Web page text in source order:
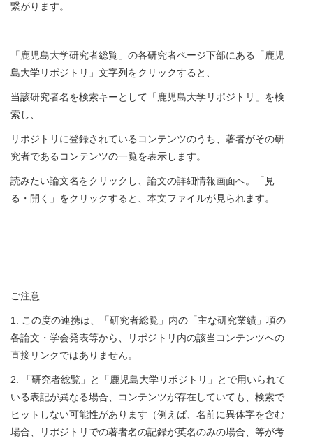
繋がります。
「鹿児島大学研究者総覧」の各研究者ページ下部にある「鹿児
島大学リポジトリ」文字列をクリックすると、
当該研究者名を検索キーとして「鹿児島大学リポジトリ」を検
索し、
リポジトリに登録されているコンテンツのうち、著者がその研
究者であるコンテンツの一覧を表示します。
読みたい論文名をクリックし、論文の詳細情報画面へ。「見
る・開く」をクリックすると、本文ファイルが見られます。
ご注意
1. この度の連携は、「研究者総覧」内の「主な研究業績」項の
各論文・学会発表等から、リポジトリ内の該当コンテンツへの
直接リンクではありません。
2. 「研究者総覧」と「鹿児島大学リポジトリ」とで用いられて
いる表記が異なる場合、コンテンツが存在していても、検索で
ヒットしない可能性があります（例えば、名前に異体字を含む
場合、リポジトリでの著者名の記録が英名のみの場合、等が考